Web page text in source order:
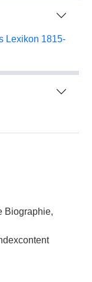
Lexikon 1815-
Biographie,